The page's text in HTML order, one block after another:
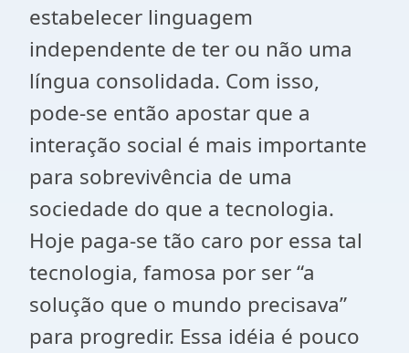
estabelecer linguagem
independente de ter ou não uma
língua consolidada. Com isso,
pode-se então apostar que a
interação social é mais importante
para sobrevivência de uma
sociedade do que a tecnologia.
Hoje paga-se tão caro por essa tal
tecnologia, famosa por ser “a
solução que o mundo precisava”
para progredir. Essa idéia é pouco